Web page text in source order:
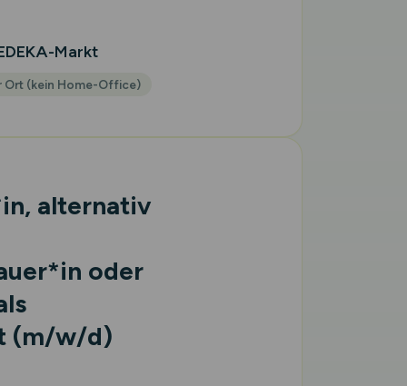
Markt
Ort (kein Home-Office)
alternativ
oder
(m/w/d)